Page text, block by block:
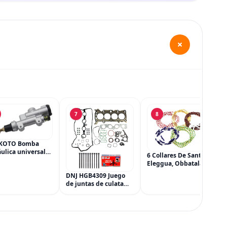
+
Bomba
universal
7
DNJ HGB4309 Juego
de juntas de culata
8
6 Collares De Santeria,
Eleggua, Obbatala,